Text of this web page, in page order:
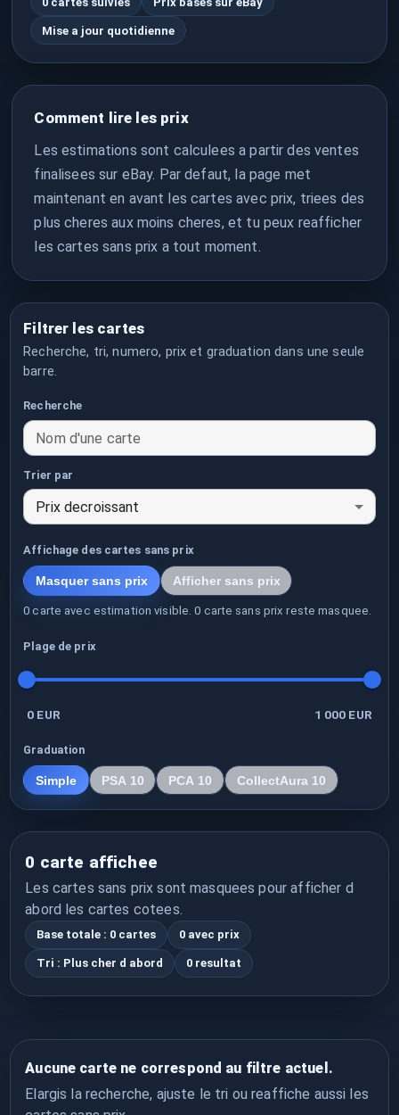
Mise a jour quotidienne
Comment lire les prix
Les estimations sont calculees a partir des ventes
finalisees sur eBay. Par defaut, la page met
maintenant en avant les cartes avec prix, triees des
plus cheres aux moins cheres, et tu peux reafficher
les cartes sans prix a tout moment.
Filtrer les cartes
Recherche, tri, numero, prix et graduation dans une seule
barre.
Recherche
Nom d'une carte
Trier par
Prix decroissant
Affichage des cartes sans prix
Masquer sans prix Afficher sans prix
0 carte avec estimation visible. 0 carte sans prix reste masquee.
Plage de prix
0 EUR 1 000 EUR
Graduation
Simple PSA 10 PCA 10 CollectAura 10
0 carte affichee
Les cartes sans prix sont masquees pour afficher d
abord les cartes cotees.
Base totale : 0 cartes 0 avec prix
Tri : Plus cher d abord 0 resultat
Aucune carte ne correspond au filtre actuel.
Elargis la recherche, ajuste le tri ou reaffiche aussi les